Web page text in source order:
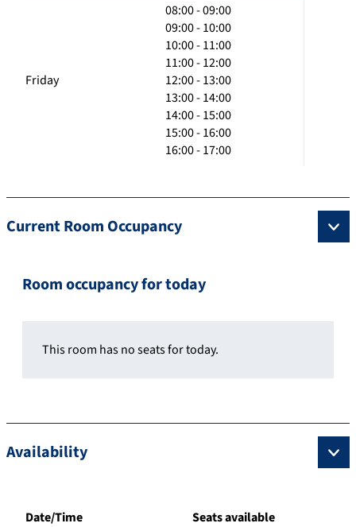
Friday
08:00 - 09:00
09:00 - 10:00
10:00 - 11:00
11:00 - 12:00
12:00 - 13:00
13:00 - 14:00
14:00 - 15:00
15:00 - 16:00
16:00 - 17:00
Current Room Occupancy
Room occupancy for today
This room has no seats for today.
Availability
Date/Time Seats available